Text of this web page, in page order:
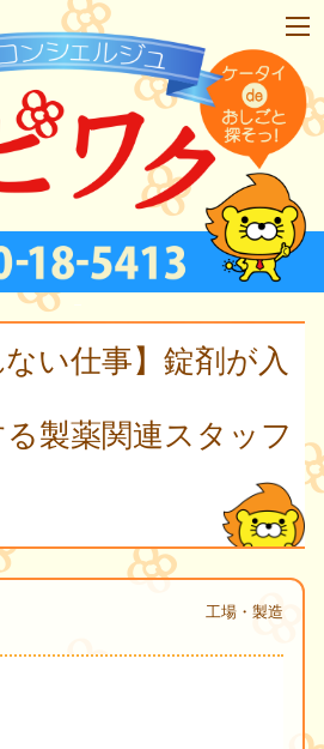
ない仕事】錠剤が入
製薬関連スタッフ
工場・製造